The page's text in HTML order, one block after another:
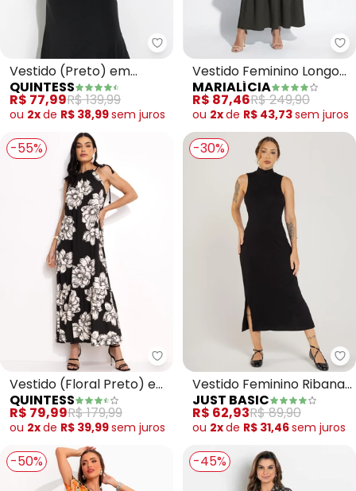
Quintess - Vestido (Preto) em
Vestido (Preto) em
Malha Fria
QUINTESS
R$ 77,99R$ 139,99
ou 2xde R$ 38,99sem juros
Vestido Feminino Longo
com Franzidos (Preto)
MARIALÍCIA
R$ 87,46R$ 249,90
ou 2xde R$ 43,73sem juros
-55%
Quintess - Vestido (Floral
Vestido (Floral Preto) em
Malha de Viscose
QUINTESS
R$ 79,99R$ 179,99
ou 2xde R$ 39,99sem juros
-30%
Vestido Feminino Ribana
Canelada Preto
JUST BASIC
R$ 62,93R$ 89,90
ou 2xde R$ 31,46sem juros
-50% -45%